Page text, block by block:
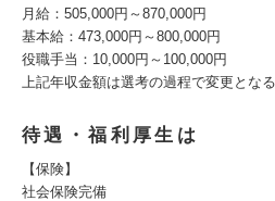
月給：505,000円～870,000円
基本給：473,000円～800,000円
役職手当：10,000円～100,000円
上記年収金額は選考の過程で変更とな
待遇・福利厚生は
【保険】
社会保険完備